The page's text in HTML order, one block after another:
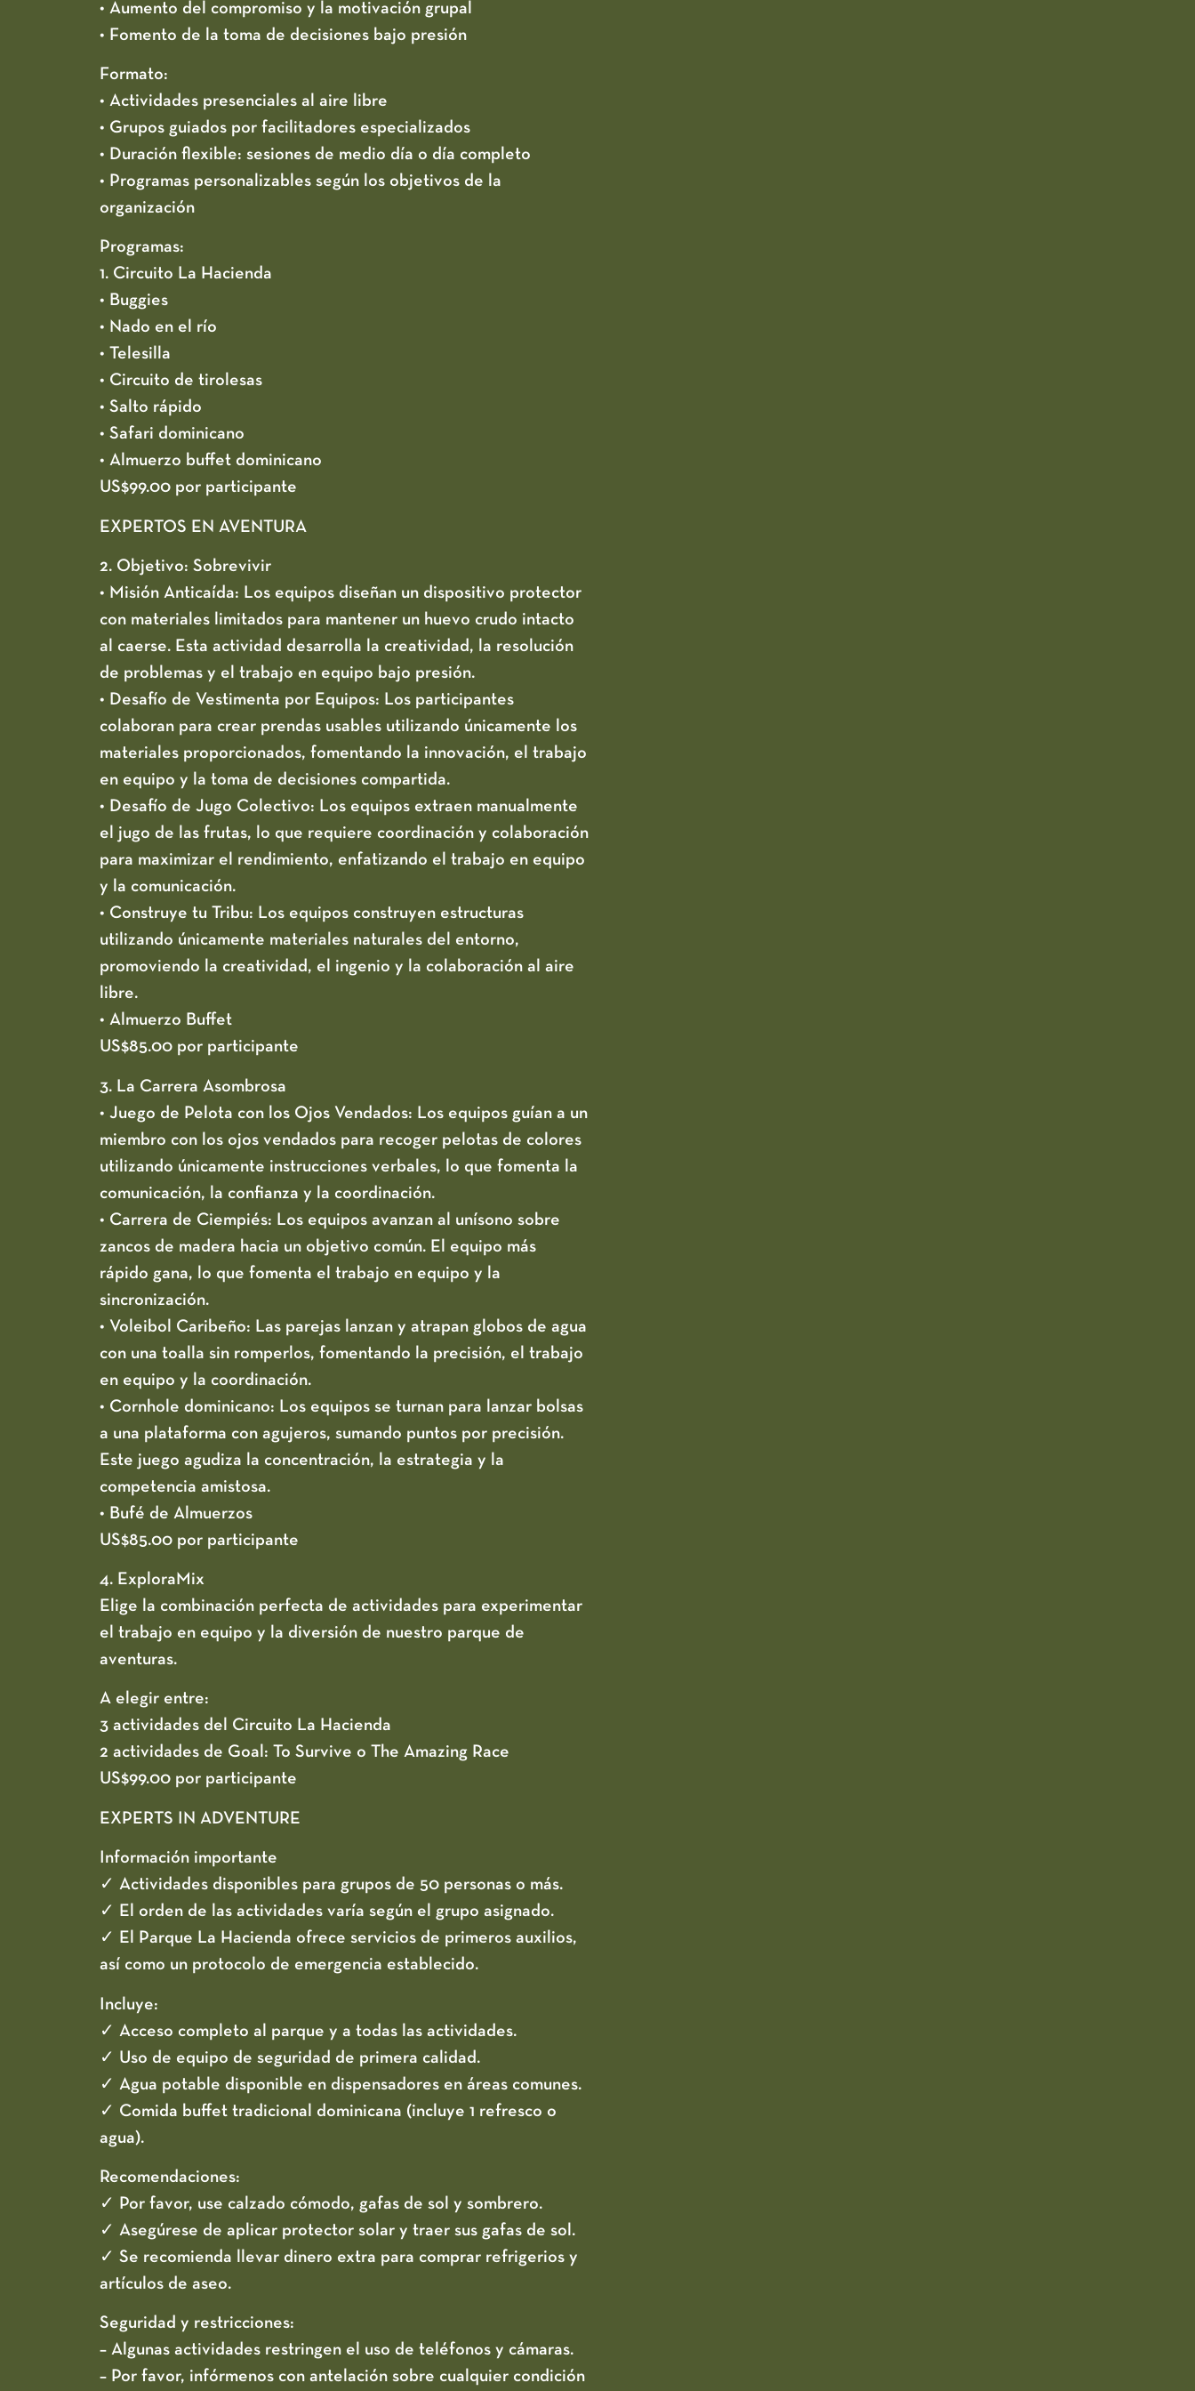
• Aumento del compromiso y la motivación grupal
• Fomento de la toma de decisiones bajo presión
Formato:
• Actividades presenciales al aire libre
• Grupos guiados por facilitadores especializados
• Duración flexible: sesiones de medio día o día completo
• Programas personalizables según los objetivos de la
organización
Programas:
1. Circuito La Hacienda
• Buggies
• Nado en el río
• Telesilla
• Circuito de tirolesas
• Salto rápido
• Safari dominicano
• Almuerzo buffet dominicano
US$99.00 por participante
EXPERTOS EN AVENTURA
2. Objetivo: Sobrevivir
• Misión Anticaída: Los equipos diseñan un dispositivo protector
con materiales limitados para mantener un huevo crudo intacto
al caerse. Esta actividad desarrolla la creatividad, la resolución
de problemas y el trabajo en equipo bajo presión.
• Desafío de Vestimenta por Equipos: Los participantes
colaboran para crear prendas usables utilizando únicamente los
materiales proporcionados, fomentando la innovación, el trabajo
en equipo y la toma de decisiones compartida.
• Desafío de Jugo Colectivo: Los equipos extraen manualmente
el jugo de las frutas, lo que requiere coordinación y colaboración
para maximizar el rendimiento, enfatizando el trabajo en equipo
y la comunicación.
• Construye tu Tribu: Los equipos construyen estructuras
utilizando únicamente materiales naturales del entorno,
promoviendo la creatividad, el ingenio y la colaboración al aire
libre.
• Almuerzo Buffet
US$85.00 por participante
3. La Carrera Asombrosa
• Juego de Pelota con los Ojos Vendados: Los equipos guían a un
miembro con los ojos vendados para recoger pelotas de colores
utilizando únicamente instrucciones verbales, lo que fomenta la
comunicación, la confianza y la coordinación.
• Carrera de Ciempiés: Los equipos avanzan al unísono sobre
zancos de madera hacia un objetivo común. El equipo más
rápido gana, lo que fomenta el trabajo en equipo y la
sincronización.
• Voleibol Caribeño: Las parejas lanzan y atrapan globos de agua
con una toalla sin romperlos, fomentando la precisión, el trabajo
en equipo y la coordinación.
• Cornhole dominicano: Los equipos se turnan para lanzar bolsas
a una plataforma con agujeros, sumando puntos por precisión.
Este juego agudiza la concentración, la estrategia y la
competencia amistosa.
• Bufé de Almuerzos
US$85.00 por participante
4. ExploraMix
Elige la combinación perfecta de actividades para experimentar
el trabajo en equipo y la diversión de nuestro parque de
aventuras.
A elegir entre:
3 actividades del Circuito La Hacienda
2 actividades de Goal: To Survive o The Amazing Race
US$99.00 por participante
EXPERTS IN ADVENTURE
Información importante
✓ Actividades disponibles para grupos de 50 personas o más.
✓ El orden de las actividades varía según el grupo asignado.
✓ El Parque La Hacienda ofrece servicios de primeros auxilios,
así como un protocolo de emergencia establecido.
Incluye:
✓ Acceso completo al parque y a todas las actividades.
✓ Uso de equipo de seguridad de primera calidad.
✓ Agua potable disponible en dispensadores en áreas comunes.
✓ Comida buffet tradicional dominicana (incluye 1 refresco o
agua).
Recomendaciones:
✓ Por favor, use calzado cómodo, gafas de sol y sombrero.
✓ Asegúrese de aplicar protector solar y traer sus gafas de sol.
✓ Se recomienda llevar dinero extra para comprar refrigerios y
artículos de aseo.
Seguridad y restricciones:
– Algunas actividades restringen el uso de teléfonos y cámaras.
– Por favor, infórmenos con antelación sobre cualquier condición